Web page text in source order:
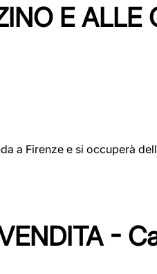
E ALLE
a Firenze e si occuperà
-